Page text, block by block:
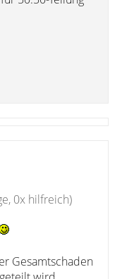
0x hilfreich)
Gesamtschaden